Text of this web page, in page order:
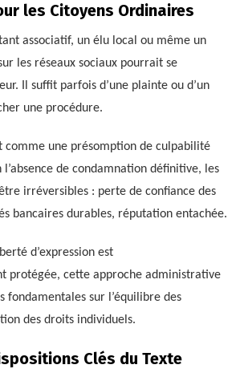
les Citoyens Ordinaires
associatif, un élu local ou même un
les réseaux sociaux pourrait se
Il suffit parfois d’une plainte ou d’un
une procédure.
comme une présomption de culpabilité
de condamnation définitive, les
irréversibles : perte de confiance des
bancaires durables, réputation entachée.
d’expression est
protégée, cette approche administrative
fondamentales sur l’équilibre des
des droits individuels.
Clés du Texte